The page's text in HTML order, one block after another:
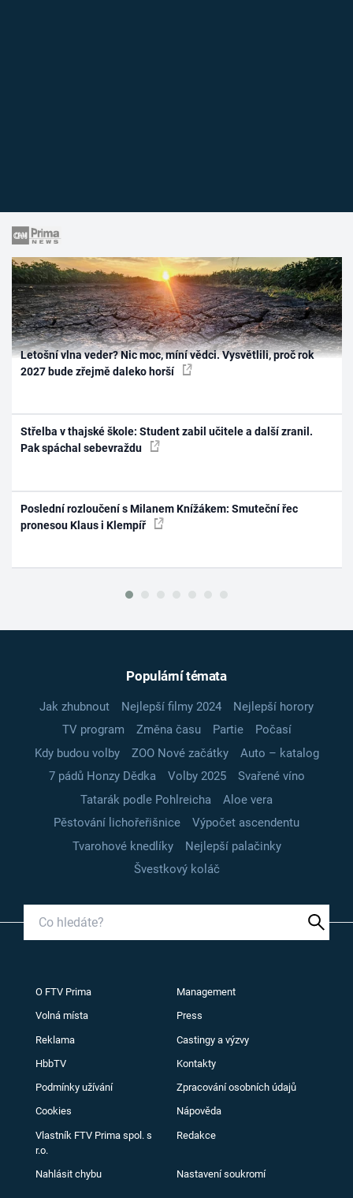
Letošní vlna veder? Nic moc, míní vědci. Vysvětlili, proč rok
2027 bude zřejmě daleko horší
Střelba v thajské škole: Student zabil učitele a další zranil.
Pak spáchal sebevraždu
Poslední rozloučení s Milanem Knížákem: Smuteční řec
pronesou Klaus i Klempíř
Populární témata
Jak zhubnout Nejlepší filmy 2024
Nejlepší horory
TV program
Změna času Partie
Počasí
Kdy budou volby
ZOO Nové začátky
Auto – katalog
7 pádů Honzy Dědka
Volby 2025
Svařené víno
Tatarák podle Pohlreicha
Aloe vera
Pěstování lichořeřišnice
Výpočet ascendentu
Tvarohové knedlíky
Nejlepší palačinky
Švestkový koláč
O FTV Prima Management
Volná místa Press
Reklama Castingy a výzvy
HbbTV Kontakty
Podmínky užívání Zpracování osobních údajů
Cookies Nápověda
Vlastník FTV Prima spol. s
r.o.
Redakce
Nahlásit chybu Nastavení soukromí